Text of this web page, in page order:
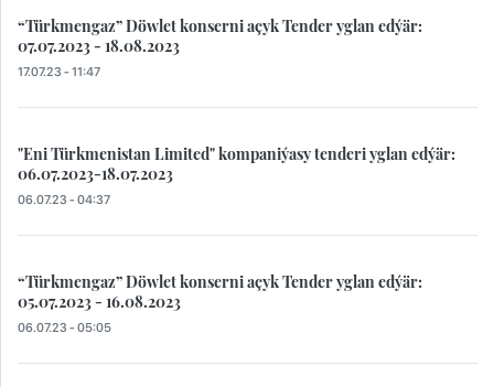
“Türkmengaz” Döwlet konserni açyk Tender yglan edýär:
07.07.2023 - 18.08.2023
17.07.23 - 11:47
"Eni Türkmenistan Limited" kompaniýasy tenderi yglan edýär:
06.07.2023-18.07.2023
06.07.23 - 04:37
“Türkmengaz” Döwlet konserni açyk Tender yglan edýär:
05.07.2023 - 16.08.2023
06.07.23 - 05:05